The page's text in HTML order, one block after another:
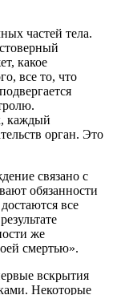
частей тела.
какое
все то, что
каждый
орган. Это
связано с
обязанности
все
же
смертью».
вскрытия
Некоторые